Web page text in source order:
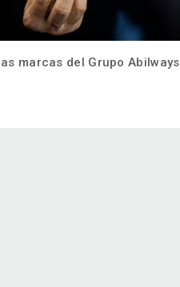
marcas del Grupo Abilways